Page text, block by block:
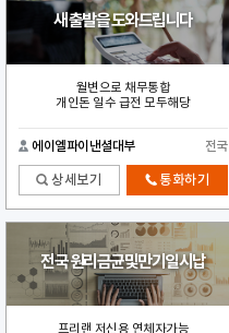
새 출발을 도와드립니다
월변으로 채무통합
개인돈 일수 급전 모두해당
에이엘파이낸셜대부 전국
상세보기 통화하기
전국 원리금균및만기일시납
프리랜 저신용 연체자가능